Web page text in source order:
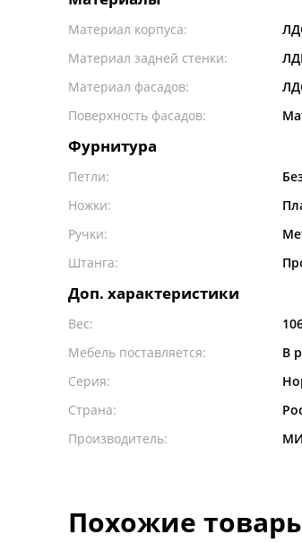
Материал корпуса:
Материал задней стенки:
Материал фасадов:
Поверхность фасадов:
Фурнитура
Петли:
Ножки:
Ручки:
Штанга:
Доп. характеристики
Вес:
Мебель поставляется:
В
Серия:
Страна:
Производитель:
Похожие